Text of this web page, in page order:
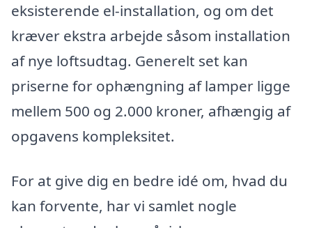
eksisterende el-installation, og om det
kræver ekstra arbejde såsom installation
af nye loftsudtag. Generelt set kan
priserne for ophængning af lamper ligge
mellem 500 og 2.000 kroner, afhængig af
opgavens kompleksitet.
For at give dig en bedre idé om, hvad du
kan forvente, har vi samlet nogle